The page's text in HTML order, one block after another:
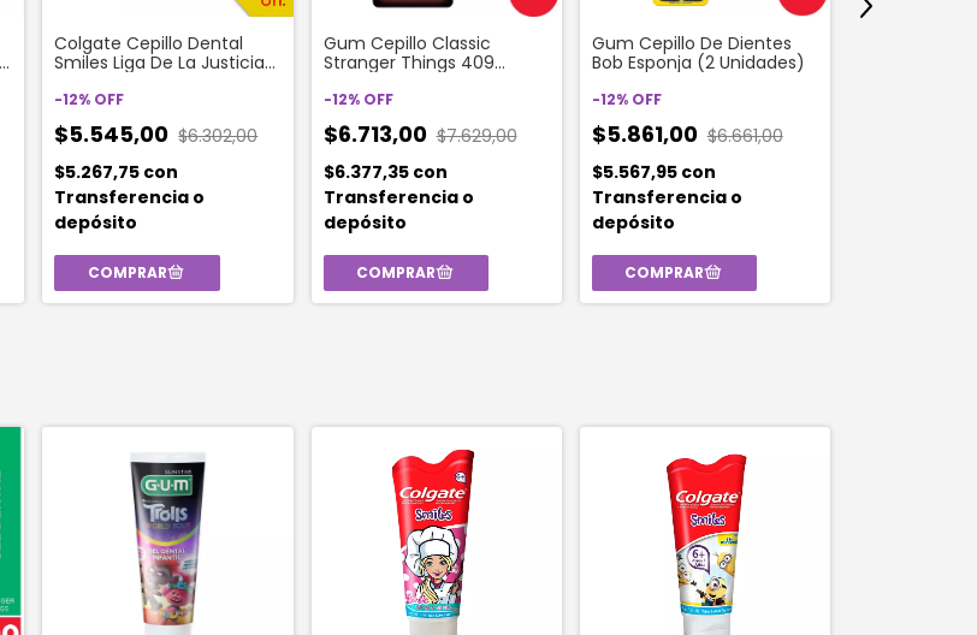
Colgate Cepillo Dental
Smiles Liga De La Justicia
-12% OFF
$5.545,00 $6.302,00
$5.267,75 con
Transferencia o
depósito
Gum Cepillo Classic
Stranger Things 409
-12% OFF
$6.713,00 $7.629,00
$6.377,35 con
Transferencia o
depósito
Gum Cepillo De Dientes
Bob Esponja (2 Unidades)
-12% OFF
$5.861,00 $6.661,00
$5.567,95 con
Transferencia o
depósito